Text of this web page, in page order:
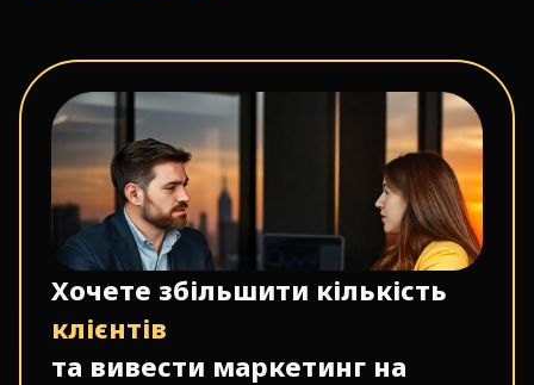
Хочете збільшити кількість
клієнтів
та вивести маркетинг на